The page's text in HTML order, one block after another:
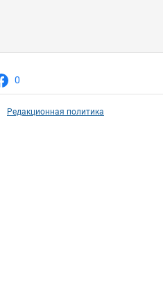
0
Редакционная политика